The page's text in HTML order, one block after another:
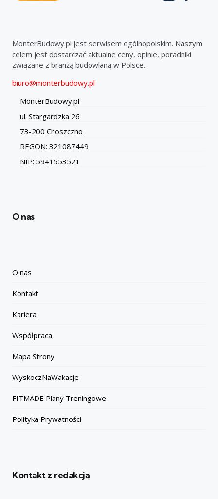
MonterBudowy.pl jest serwisem ogólnopolskim. Naszym
celem jest dostarczać aktualne ceny, opinie, poradniki
związane z branżą budowlaną w Polsce.
biuro@monterbudowy.pl
MonterBudowy.pl
ul. Stargardzka 26
73-200 Choszczno
REGON: 321087449
NIP: 5941553521
O nas
O nas
Kontakt
Kariera
Współpraca
Mapa Strony
WyskoczNaWakacje
FITMADE Plany Treningowe
Polityka Prywatności
Kontakt z redakcją